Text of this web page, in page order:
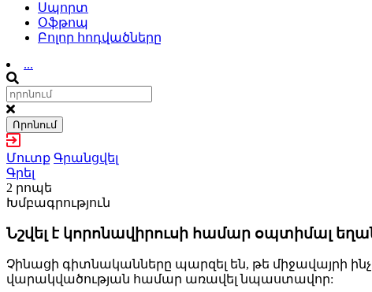
Սպորտ
Օֆթոպ
Բոլոր հոդվածները
...
Որոնում
Մուտք Գրանցվել
Գրել
2 րոպե
Խմբագրություն
Նշվել է կորոնավիրուսի համար օպտիմալ
Չինացի գիտնականները պարզել են, թե միջավայրի
վարակվածության համար առավել նպաստավոր: